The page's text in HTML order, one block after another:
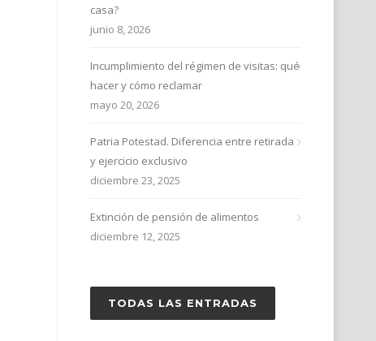
casa?
junio 8, 2026
Incumplimiento del régimen de visitas: qué
hacer y cómo reclamar
mayo 20, 2026
Patria Potestad. Diferencia entre retirada
y ejercicio exclusivo
diciembre 23, 2025
Extinción de pensión de alimentos
diciembre 12, 2025
TODAS LAS ENTRADAS